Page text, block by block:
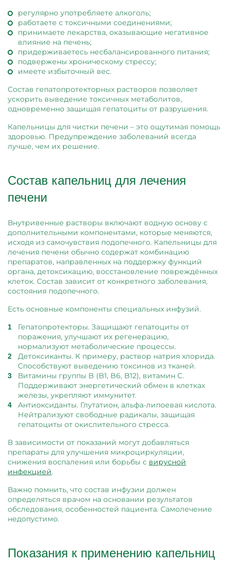
регулярно употребляете алкоголь;
работаете с токсичными соединениями;
принимаете лекарства, оказывающие негативное
влияние на печень;
придерживаетесь несбалансированного питания;
подвержены хроническому стрессу;
имеете избыточный вес.
Состав гепатопротекторных растворов позволяет
ускорить выведение токсичных метаболитов,
одновременно защищая гепатоциты от разрушения.
Капельницы для чистки печени – это ощутимая помощь
здоровью. Предупреждение заболеваний всегда
лучше, чем их решение.
Состав капельниц для лечения
печени
Внутривенные растворы включают водную основу с
дополнительными компонентами, которые меняются,
исходя из самочувствия подопечного. Капельницы для
лечения печени обычно содержат комбинацию
препаратов, направленных на поддержку функций
органа, детоксикацию, восстановление повреждённых
клеток. Состав зависит от конкретного заболевания,
состояния подопечного.
Есть основные компоненты специальных инфузий.
Гепатопротекторы. Защищают гепатоциты от
поражения, улучшают их регенерацию,
нормализуют метаболические процессы.
Детоксиканты. К примеру, раствор натрия хлорида.
Способствуют выведению токсинов из тканей.
Витамины группы B (B1, B6, B12), витамин C.
Поддерживают энергетический обмен в клетках
железы, укрепляют иммунитет.
Антиоксиданты. Глутатион, альфа-липоевая кислота.
Нейтрализуют свободные радикалы, защищая
гепатоциты от окислительного стресса.
В зависимости от показаний могут добавляться
препараты для улучшения микроциркуляции,
снижения воспаления или борьбы с вирусной
инфекцией.
Важно помнить, что состав инфузии должен
определяться врачом на основании результатов
обследования, особенностей пациента. Самолечение
недопустимо.
Показания к применению капельниц